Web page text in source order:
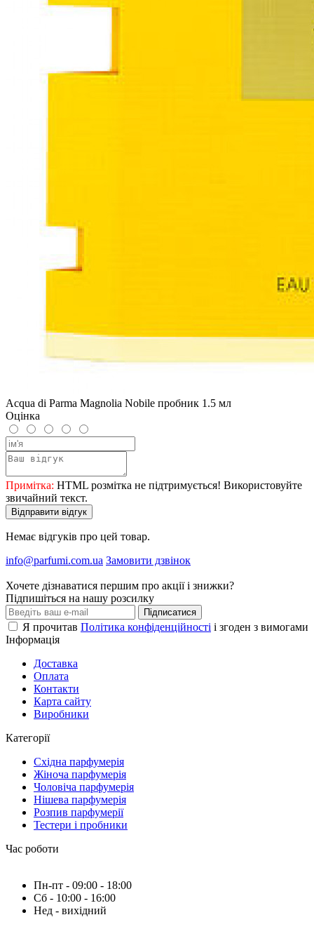
Acqua di Parma Magnolia Nobile пробник 1.5 мл
Оцінка
Примітка: HTML розмітка не підтримується! Використовуйте
звичайний текст.
Відправити відгук
Немає відгуків про цей товар.
info@parfumi.com.ua Замовити дзвінок
Хочете дізнаватися першим про акції і знижки?
Підпишіться на нашу розсилку
Підписатися
Я прочитав Політика конфіденційності і згоден з вимогами
Інформація
Доставка
Оплата
Контакти
Карта сайту
Виробники
Категорії
Східна парфумерія
Жіноча парфумерія
Чоловіча парфумерія
Нішева парфумерія
Розпив парфумерії
Тестери і пробники
Час роботи
Пн-пт - 09:00 - 18:00
Сб - 10:00 - 16:00
Нед - вихідний